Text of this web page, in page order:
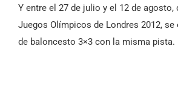
Y entre el 27 de julio y el 12 de agosto,
Juegos Olímpicos de Londres 2012,
de baloncesto 3×3 con la misma pista.